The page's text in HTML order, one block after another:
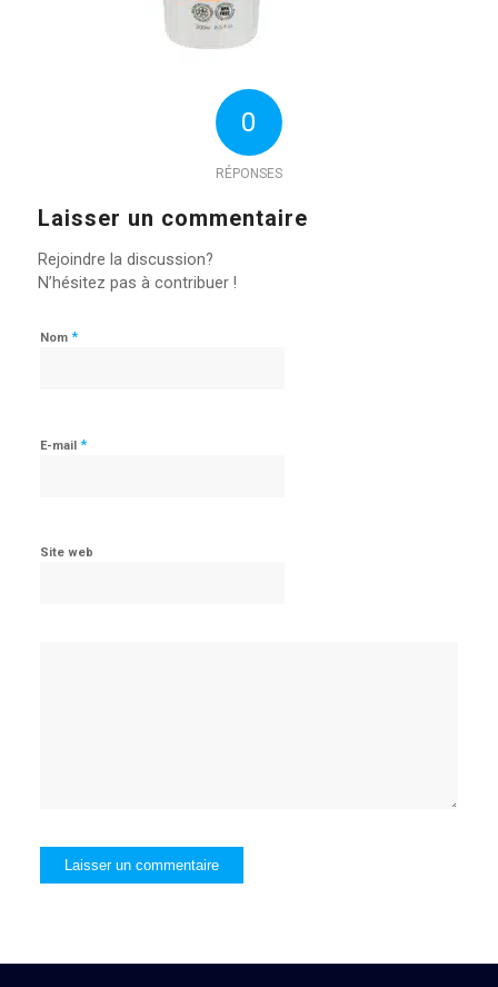
0
RÉPONSES
Laisser un commentaire
Rejoindre la discussion?
N’hésitez pas à contribuer !
Nom *
E-mail *
Site web